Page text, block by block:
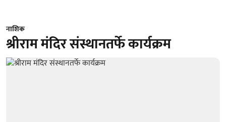
नाशिक
श्रीराम मंदिर संस्थानतर्फे कार्यक्रम